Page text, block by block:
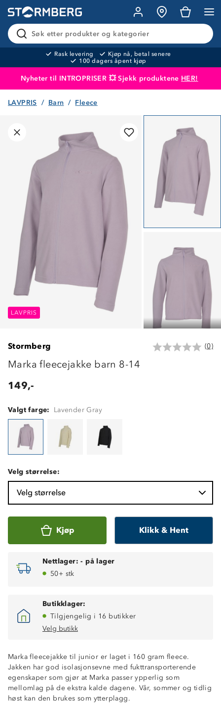
Søk etter produkter og kategorier
Rask levering
Kjøp nå, betal senere
100 dagers åpent kjøp
Nyheter til INTROPRISER 💥 Sjekk produktene HER!
Produktet er lagt i handlekurven
LAVPRIS Barn Fleece
LAVPRIS LAVPRIS
LAVPRIS
Stormberg (0)
Marka fleecejakke barn 8-14
149,-
Valgt farge: Lavender Gray
Velg størrelse:
Velg størrelse
Kjøp Klikk & Hent
Nettlager: - på lager
50+ stk
Butikklager:
Tilgjengelig i 16 butikker
Velg butikk
Marka fleecejakke til junior er laget i 160 gram fleece.
Jakken har god isolasjonsevne med fukttransporterende
egenskaper som gjør at Marka passer ypperlig som
mellomlag på de ekstra kalde dagene. Vår, sommer og tidlig
høst kan den brukes som ytterplagg.
Isolerende
Fukttransporterende
Hurtigtørkende